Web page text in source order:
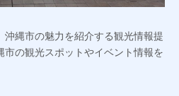
縄市の魅力を紹介する観光情報提
の観光スポットやイベント情報を